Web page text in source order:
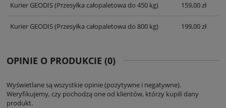
Kurier GEODIS(Przesyłka całopaletowa do 450 kg) 159,00 zł
Kurier GEODIS(Przesyłka całopaletowa do 800 kg) 199,00 zł
OPINIE O PRODUKCIE (0)
Wyświetlane są wszystkie opinie (pozytywne i negatywne).
Weryfikujemy, czy pochodzą one od klientów, którzy kupili dany
produkt.